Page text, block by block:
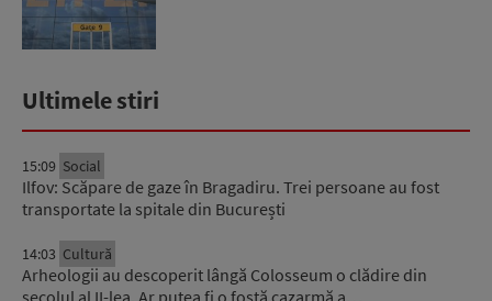
Ultimele stiri
15:09 Social
Ilfov: Scăpare de gaze în Bragadiru. Trei persoane au fost
transportate la spitale din București
14:03 Cultură
Arheologii au descoperit lângă Colosseum o clădire din